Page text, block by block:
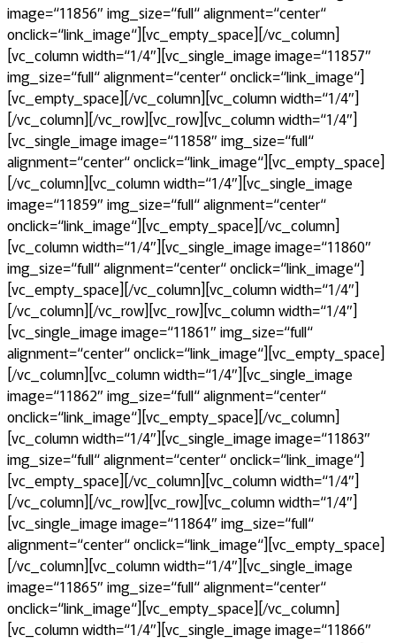
image=“11856″ img_size=“full“ alignment=“center“
onclick=“link_image“][vc_empty_space][/vc_column]
[vc_column width=“1/4″][vc_single_image image=“11857″
img_size=“full“ alignment=“center“ onclick=“link_image“]
[vc_empty_space][/vc_column][vc_column width=“1/4″]
[/vc_column][/vc_row][vc_row][vc_column width=“1/4″]
[vc_single_image image=“11858″ img_size=“full“
alignment=“center“ onclick=“link_image“][vc_empty_space]
[/vc_column][vc_column width=“1/4″][vc_single_image
image=“11859″ img_size=“full“ alignment=“center“
onclick=“link_image“][vc_empty_space][/vc_column]
[vc_column width=“1/4″][vc_single_image image=“11860″
img_size=“full“ alignment=“center“ onclick=“link_image“]
[vc_empty_space][/vc_column][vc_column width=“1/4″]
[/vc_column][/vc_row][vc_row][vc_column width=“1/4″]
[vc_single_image image=“11861″ img_size=“full“
alignment=“center“ onclick=“link_image“][vc_empty_space]
[/vc_column][vc_column width=“1/4″][vc_single_image
image=“11862″ img_size=“full“ alignment=“center“
onclick=“link_image“][vc_empty_space][/vc_column]
[vc_column width=“1/4″][vc_single_image image=“11863″
img_size=“full“ alignment=“center“ onclick=“link_image“]
[vc_empty_space][/vc_column][vc_column width=“1/4″]
[/vc_column][/vc_row][vc_row][vc_column width=“1/4″]
[vc_single_image image=“11864″ img_size=“full“
alignment=“center“ onclick=“link_image“][vc_empty_space]
[/vc_column][vc_column width=“1/4″][vc_single_image
image=“11865″ img_size=“full“ alignment=“center“
onclick=“link_image“][vc_empty_space][/vc_column]
[vc_column width=“1/4″][vc_single_image image=“11866″